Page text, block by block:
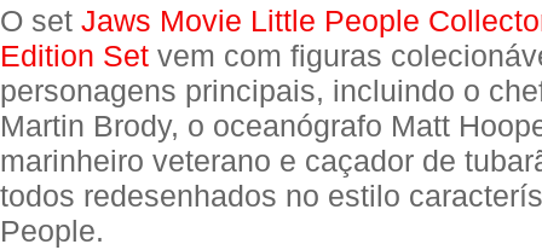
O set Jaws Movie Little People
Edition Set vem com figuras
personagens principais, incluindo o
Martin Brody, o oceanógrafo Matt
marinheiro veterano e caçador de
todos redesenhados no estilo
People.